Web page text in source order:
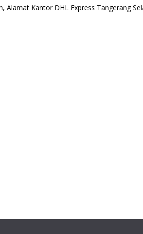
Alamat Kantor DHL Express Tangerang